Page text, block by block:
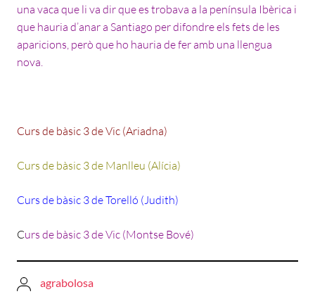
una vaca que li va dir que es trobava a la península Ibèrica i
que hauria d’anar a Santiago per difondre els fets de les
aparicions, però que ho hauria de fer amb una llengua
nova.
Curs de bàsic 3 de Vic (Ariadna)
Curs de bàsic 3 de Manlleu (Alícia)
Curs de bàsic 3 de Torelló (Judith)
Curs de bàsic 3 de Vic (Montse Bové)
agrabolosa